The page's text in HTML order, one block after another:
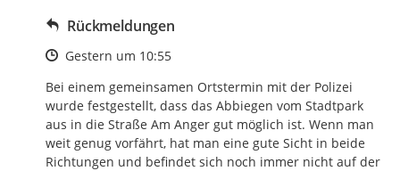
Rückmeldungen
Zeitpunkt des Erstellens
Gestern um 10:55
Bei einem gemeinsamen Ortstermin mit der Polizei
wurde festgestellt, dass das Abbiegen vom Stadtpark
aus in die Straße Am Anger gut möglich ist. Wenn man
weit genug vorfährt, hat man eine gute Sicht in beide
Richtungen und befindet sich noch immer nicht auf der